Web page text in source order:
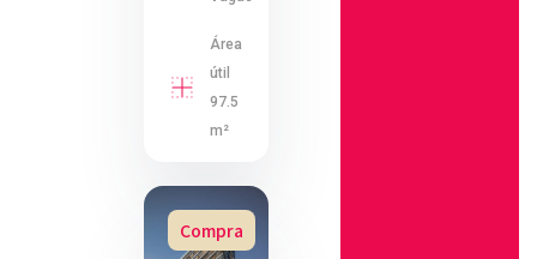
Área
útil
97.5
m²
Compra